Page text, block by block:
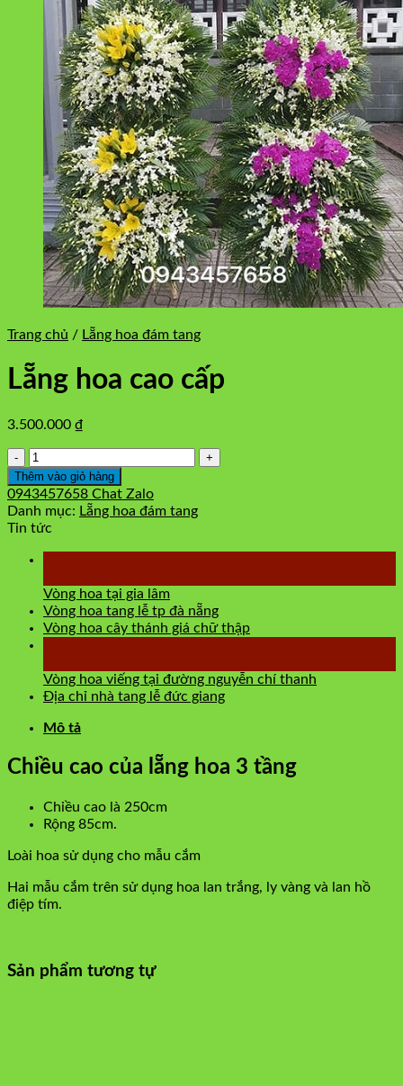
Trang chủ / Lẵng hoa đám tang
Lẵng hoa cao cấp
3.500.000 ₫
Lẵng
hoa
cao
cấp
số
Thêm vào giỏ hàng
0943457658 Chat Zalo
Danh mục: Lẵng hoa đám tang
Tin tức
Vòng hoa tại gia lâm
Vòng hoa tang lễ tp đà nẵng
Vòng hoa cây thánh giá chữ thập
Vòng hoa viếng tại đường nguyễn chí thanh
Địa chỉ nhà tang lễ đức giang
Mô tả
Chiều cao của lẵng hoa 3 tầng
Chiều cao là 250cm
Rộng 85cm.
Loài hoa sử dụng cho mẫu cắm
Hai mẫu cắm trên sử dụng hoa lan trắng, ly vàng và lan hồ
điệp tím.
Sản phẩm tương tự